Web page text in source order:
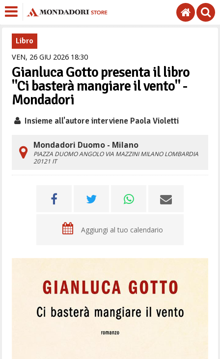
Libro
VEN, 26 GIU 2026 1830
Gianluca Gotto presenta il libro
"Ci basterà mangiare il vento" -
Mondadori
Insieme all'autore interviene Paola Violetti
Mondadori Duomo - Milano
PIAZZA DUOMO ANGOLO VIA MAZZINIMILANO LOMBARDIA
20121 IT
Aggiungi al tuo calendario